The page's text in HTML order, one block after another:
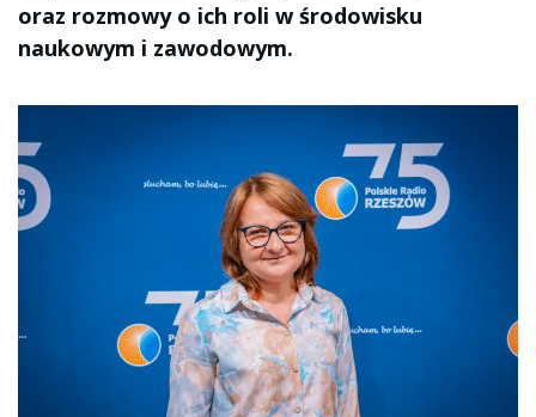
oraz rozmowy o ich roli w środowisku
naukowym i zawodowym.